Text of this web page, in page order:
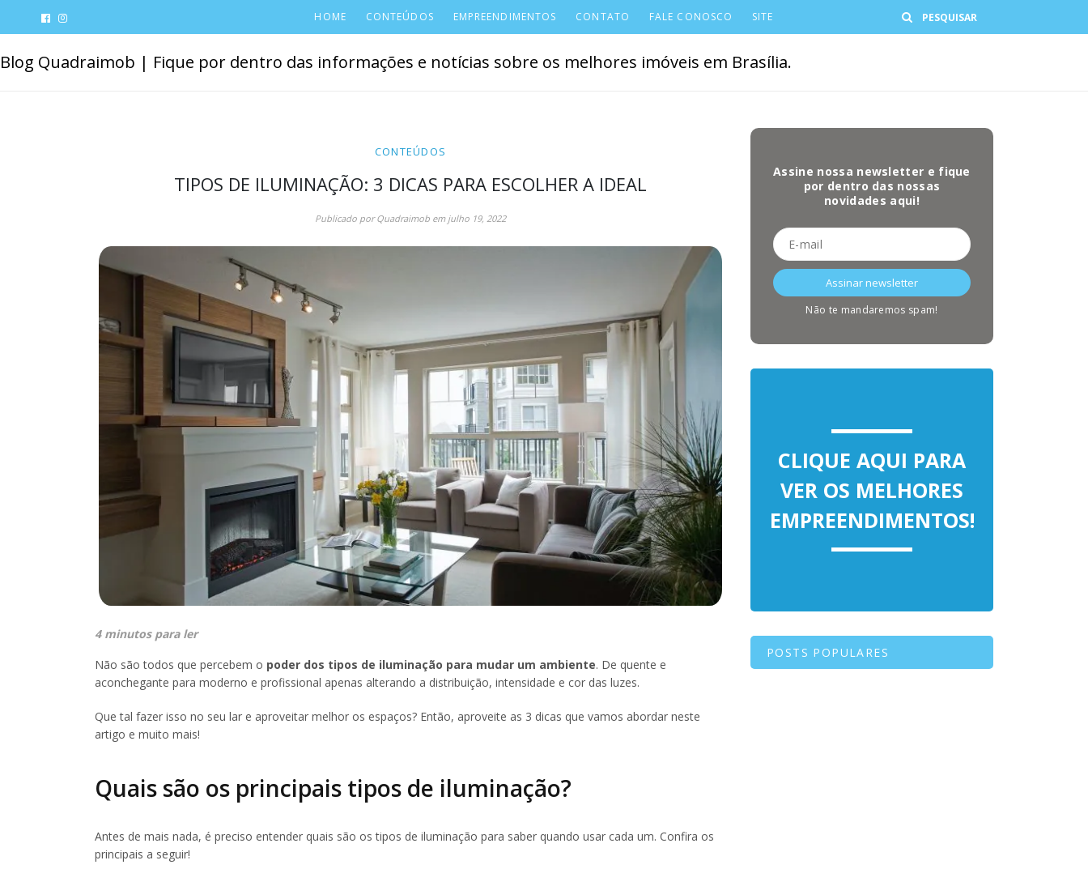
HOME CONTEÚDOS EMPREENDIMENTOS CONTATO FALE CONOSCO SITE Buscar
Blog Quadraimob | Fique por dentro das informações e notícias sobre os melhores imóveis em Brasília.
CONTEÚDOS
TIPOS DE ILUMINAÇÃO: 3 DICAS PARA ESCOLHER A IDEAL
Publicado porQuadraimob em julho 19, 2022
4 minutos para ler
Não são todos que percebem o poder dos tipos de iluminação para mudar um ambiente. De quente e
aconchegante para moderno e profissional apenas alterando a distribuição, intensidade e cor das luzes.
Que tal fazer isso no seu lar e aproveitar melhor os espaços? Então, aproveite as 3 dicas que vamos abordar neste
artigo e muito mais!
Quais são os principais tipos de iluminação?
Antes de mais nada, é preciso entender quais são os tipos de iluminação para saber quando usar cada um. Confira os
principais a seguir!
Assine nossa newsletter e fique
por dentro das nossas
novidades aqui!
Não te mandaremos spam!
CLIQUE AQUI PARA
VER OS MELHORES
EMPREENDIMENTOS!
POSTS POPULARES